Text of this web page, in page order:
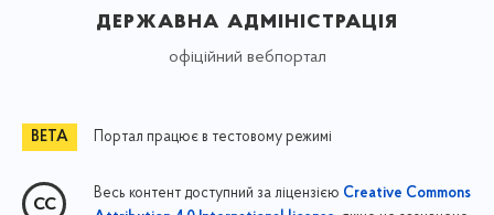
державна адміністрація
офіційний вебпортал
Портал працює в тестовому режимі
Весь контент доступний за ліцензією Creative Commons